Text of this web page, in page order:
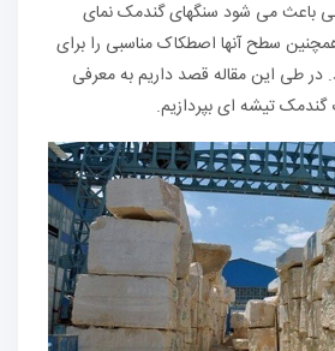
باعث می شود سنگهای گندمک نمای
سطح آنها اصطکاک مناسبی را برای
در طی این مقاله قصد داریم به معرفی
تیشه ای بپردازیم.